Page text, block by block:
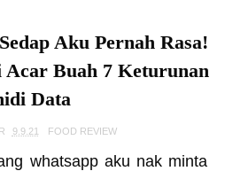
Aku Pernah Rasa!
Buah 7 Keturunan
Data
9.9.21 FOOD REVIEW
whatsapp aku nak minta